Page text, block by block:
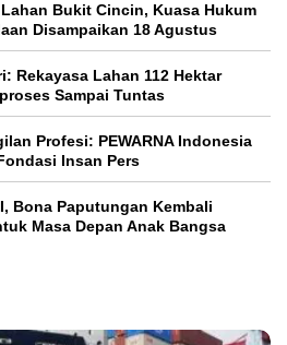
Bukit Cincin, Kuasa Hukum
Disampaikan 18 Agustus
Rekayasa Lahan 112 Hektar
Sampai Tuntas
Profesi: PEWARNA Indonesia
Insan Pers
Bona Paputungan Kembali
Masa Depan Anak Bangsa